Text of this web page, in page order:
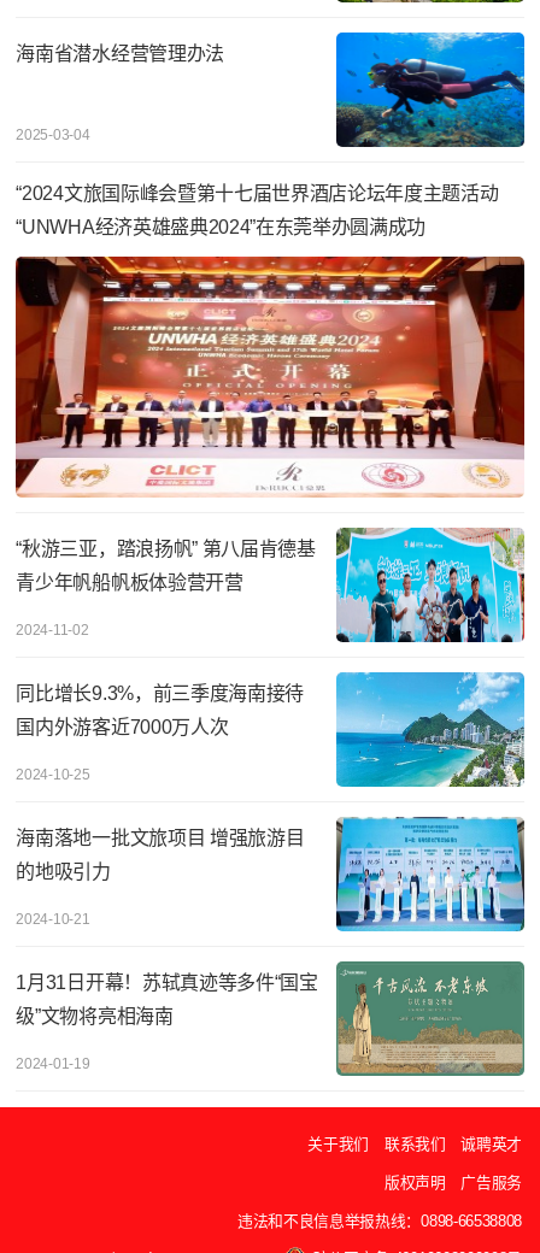
海南省潜水经营管理办法
2025-03-04
“2024文旅国际峰会暨第十七届世界酒店论坛年度主题活动
“UNWHA经济英雄盛典2024”在东莞举办圆满成功
“秋游三亚，踏浪扬帆” 第八届肯德基
青少年帆船帆板体验营开营
2024-11-02
同比增长9.3%，前三季度海南接待
国内外游客近7000万人次
2024-10-25
海南落地一批文旅项目 增强旅游目
的地吸引力
2024-10-21
1月31日开幕！苏轼真迹等多件“国宝
级”文物将亮相海南
2024-01-19
关于我们 联系我们 诚聘英才
版权声明 广告服务
违法和不良信息举报热线：0898-66538808